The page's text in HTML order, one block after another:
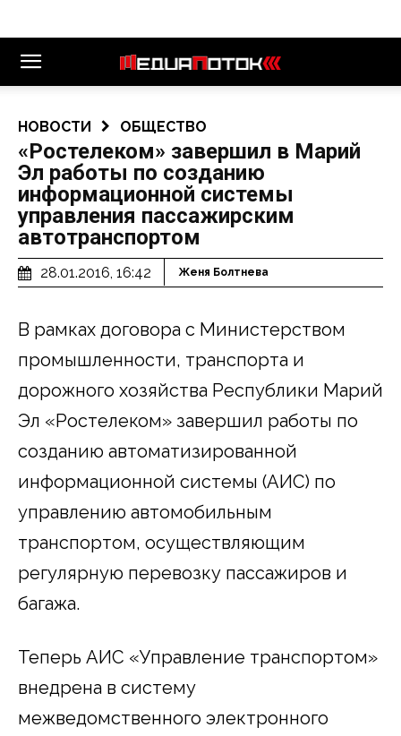
НОВОСТИ ОБЩЕСТВО
«Ростелеком» завершил в Марий
Эл работы по созданию
информационной системы
управления пассажирским
автотранспортом
28.01.2016, 16:42 Женя Болтнева
В рамках договора с Министерством
промышленности, транспорта и
дорожного хозяйства Республики Марий
Эл «Ростелеком» завершил работы по
созданию автоматизированной
информационной системы (АИС) по
управлению автомобильным
транспортом, осуществляющим
регулярную перевозку пассажиров и
багажа.
Теперь АИС «Управление транспортом»
внедрена в систему
межведомственного электронного